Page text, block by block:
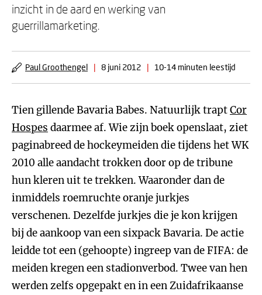
inzicht in de aard en werking van
guerrillamarketing.
Paul Groothengel | 8 juni 2012 | 10-14 minuten leestijd
Tien gillende Bavaria Babes. Natuurlijk traptCor
Hospes daarmee af. Wie zijn boek openslaat, ziet
paginabreed de hockeymeiden die tijdens het WK
2010 alle aandacht trokken door op de tribune
hun kleren uit te trekken. Waaronder dan de
inmiddels roemruchte oranje jurkjes
verschenen. Dezelfde jurkjes die je kon krijgen
bij de aankoop van een sixpack Bavaria. De actie
leidde tot een (gehoopte) ingreep van de FIFA: de
meiden kregen een stadionverbod. Twee van hen
werden zelfs opgepakt en in een Zuidafrikaanse